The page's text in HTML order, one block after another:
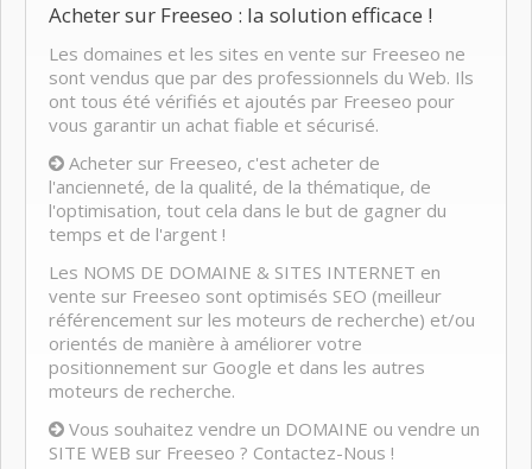
Acheter sur Freeseo : la solution efficace !
Les domaines et les sites en vente sur Freeseo ne
sont vendus que par des professionnels du Web. Ils
ont tous été vérifiés et ajoutés par Freeseo pour
vous garantir un achat fiable et sécurisé.
Acheter sur Freeseo, c'est acheter de
l'ancienneté, de la qualité, de la thématique, de
l'optimisation, tout cela dans le but de gagner du
temps et de l'argent !
Les NOMS DE DOMAINE & SITES INTERNET en
vente sur Freeseo sont optimisés SEO (meilleur
référencement sur les moteurs de recherche) et/ou
orientés de manière à améliorer votre
positionnement sur Google et dans les autres
moteurs de recherche.
Vous souhaitez vendre un DOMAINE ou vendre un
SITE WEB sur Freeseo ? Contactez-Nous !